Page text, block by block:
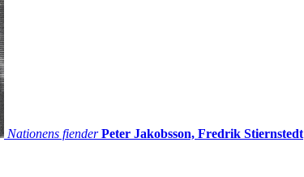
Nationens fiender Peter Jakobsson, Fredrik Stiernstedt